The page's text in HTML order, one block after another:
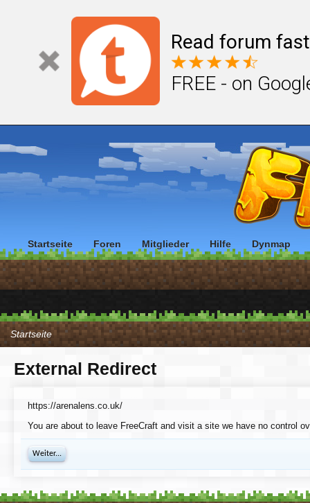
Read forum
FREE - on
Startseite
External Redirect
https://arenalens.co.uk/
You are about to leave FreeCraft and visit a site we have no control
Weiter...
Startseite Foren Mitglieder Hilfe Dynmap